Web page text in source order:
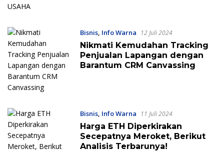
Bisnis, Info Warna 12 Juli 2024
Nikmati Kemudahan Tracking
Penjualan Lapangan dengan
Barantum CRM Canvassing
Bisnis, Info Warna 11 Juli 2024
Harga ETH Diperkirakan
Secepatnya Meroket, Berikut
Analisis Terbarunya!